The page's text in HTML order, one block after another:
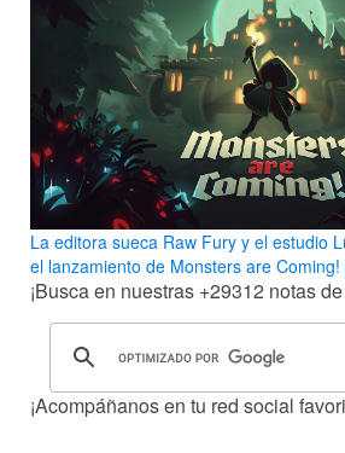
La editora sueca Raw Fury y el estudio
el lanzamiento de Monsters are Coming!
¡Busca en nuestras +29312 notas
¡Acompáñanos en tu red social